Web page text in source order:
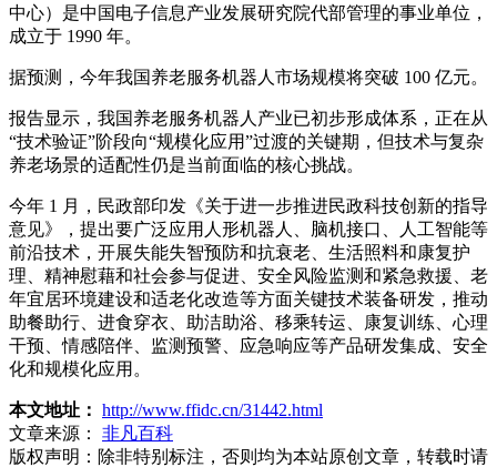
中心）是中国电子信息产业发展研究院代部管理的事业单位，
成立于 1990 年。
据预测，今年我国养老服务机器人市场规模将突破 100 亿元。
报告显示，我国养老服务机器人产业已初步形成体系，正在从
“技术验证”阶段向“规模化应用”过渡的关键期，但技术与复杂
养老场景的适配性仍是当前面临的核心挑战。
今年 1 月，民政部印发《关于进一步推进民政科技创新的指导
意见》，提出要广泛应用人形机器人、脑机接口、人工智能等
前沿技术，开展失能失智预防和抗衰老、生活照料和康复护
理、精神慰藉和社会参与促进、安全风险监测和紧急救援、老
年宜居环境建设和适老化改造等方面关键技术装备研发，推动
助餐助行、进食穿衣、助洁助浴、移乘转运、康复训练、心理
干预、情感陪伴、监测预警、应急响应等产品研发集成、安全
化和规模化应用。
本文地址： http://www.ffidc.cn/31442.html
文章来源：
非凡百科
版权声明： 除非特别标注，否则均为本站原创文章，转载时请